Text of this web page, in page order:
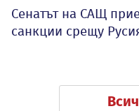
Сенатът на САЩ
санкции срещу